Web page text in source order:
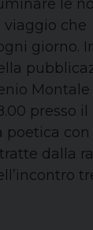
le
che
giorno.
Montale
presso il
poetica
dalla